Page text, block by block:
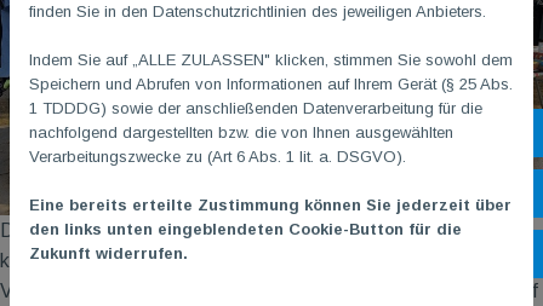
Dank der eifrigen Kuchenbäcker – und auch Kuchenesser –
konnte die TGM viel Geld für die Sportabteilungen einnehmen.
Vielen Dank an alle Standbetreiber für den reibungslosen Ablauf
finden Sie in den Datenschutzrichtlinien des jeweiligen Anbieters.
Indem Sie auf „ALLE ZULASSEN" klicken, stimmen Sie sowohl dem
Speichern und Abrufen von Informationen auf Ihrem Gerät (§ 25 Abs.
1 TDDDG) sowie der anschließenden Datenverarbeitung für die
nachfolgend dargestellten bzw. die von Ihnen ausgewählten
Verarbeitungszwecke zu (Art 6 Abs. 1 lit. a. DSGVO).
Eine bereits erteilte Zustimmung können Sie jederzeit über
den links unten eingeblendeten Cookie-Button für die
Zukunft widerrufen.